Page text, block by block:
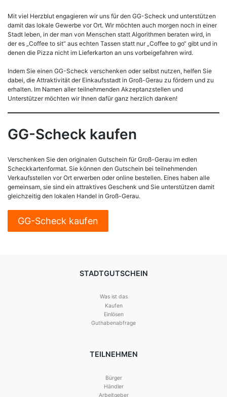
Mit viel Herzblut engagieren wir uns für den GG-Scheck und unterstützen
damit das lokale Gewerbe vor Ort. Wir möchten auch morgen noch in einer
Stadt leben, in der man von Menschen statt Algorithmen beraten wird, in
der es „Coffee to sit“ aus echten Tassen statt nur „Coffee to go“ gibt und in
denen die Pizza nicht im Lieferkarton an uns vorbeigefahren wird.
Indem Sie einen GG-Scheck verschenken oder selbst nutzen, helfen Sie
dabei, die Attraktivität der Einkaufsstadt in Groß-Gerau zu fördern und zu
erhalten. Im Namen aller teilnehmenden Akzeptanzstellen und
Unterstützer möchten wir Ihnen dafür ganz herzlich danken!
GG-Scheck kaufen
Verschenken Sie den originalen Gutschein für Groß-Gerau im edlen
Scheckkartenformat. Sie können den Gutschein bei teilnehmenden
Verkaufsstellen vor Ort erwerben oder online bestellen. Eines haben alle
gemeinsam, sie sind ein attraktives Geschenk und Sie unterstützen damit
gleichzeitig den lokalen Handel in Groß-Gerau.
GG-Scheck kaufen
STADTGUTSCHEIN
Was ist das
Kaufen
Einlösen
Guthabenabfrage
TEILNEHMEN
Bürger
Händler
Arbeitgeber